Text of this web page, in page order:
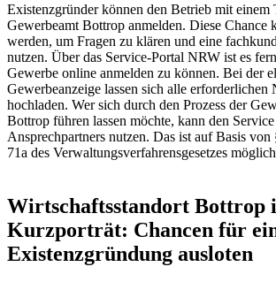
Existenzgründer können den Betrieb mit einem
Gewerbeamt Bottrop anmelden. Diese Chance
werden, um Fragen zu klären und eine
nutzen. Über das Service-Portal NRW ist es
Gewerbe online anmelden zu können. Bei der
Gewerbeanzeige lassen sich alle erforderlichen
hochladen. Wer sich durch den Prozess der
Bottrop führen lassen möchte, kann den
Ansprechpartners nutzen. Das ist auf Basis
71a des Verwaltungsverfahrensgesetzes
Wirtschaftsstandort Bottrop
Kurzporträt: Chancen für
Existenzgründung ausloten